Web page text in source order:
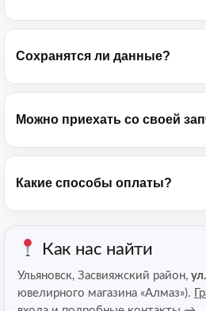
Сохранятся ли данные?
Можно приехать со своей
Какие способы оплаты?
Как нас найти
Ульяновск, Засвияжский район,
ювелирного магазина «Алмаз»).